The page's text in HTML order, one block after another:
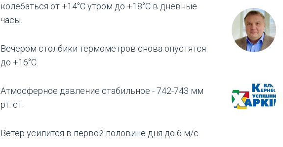
колебаться от +14°C утром до +18°C в дневные
часы.
Вечером столбики термометров снова опустятся
до +16°C.
Атмосферное давление стабильное - 742-743 мм
рт. ст.
Ветер усилится в первой половине дня до 6 м/с.